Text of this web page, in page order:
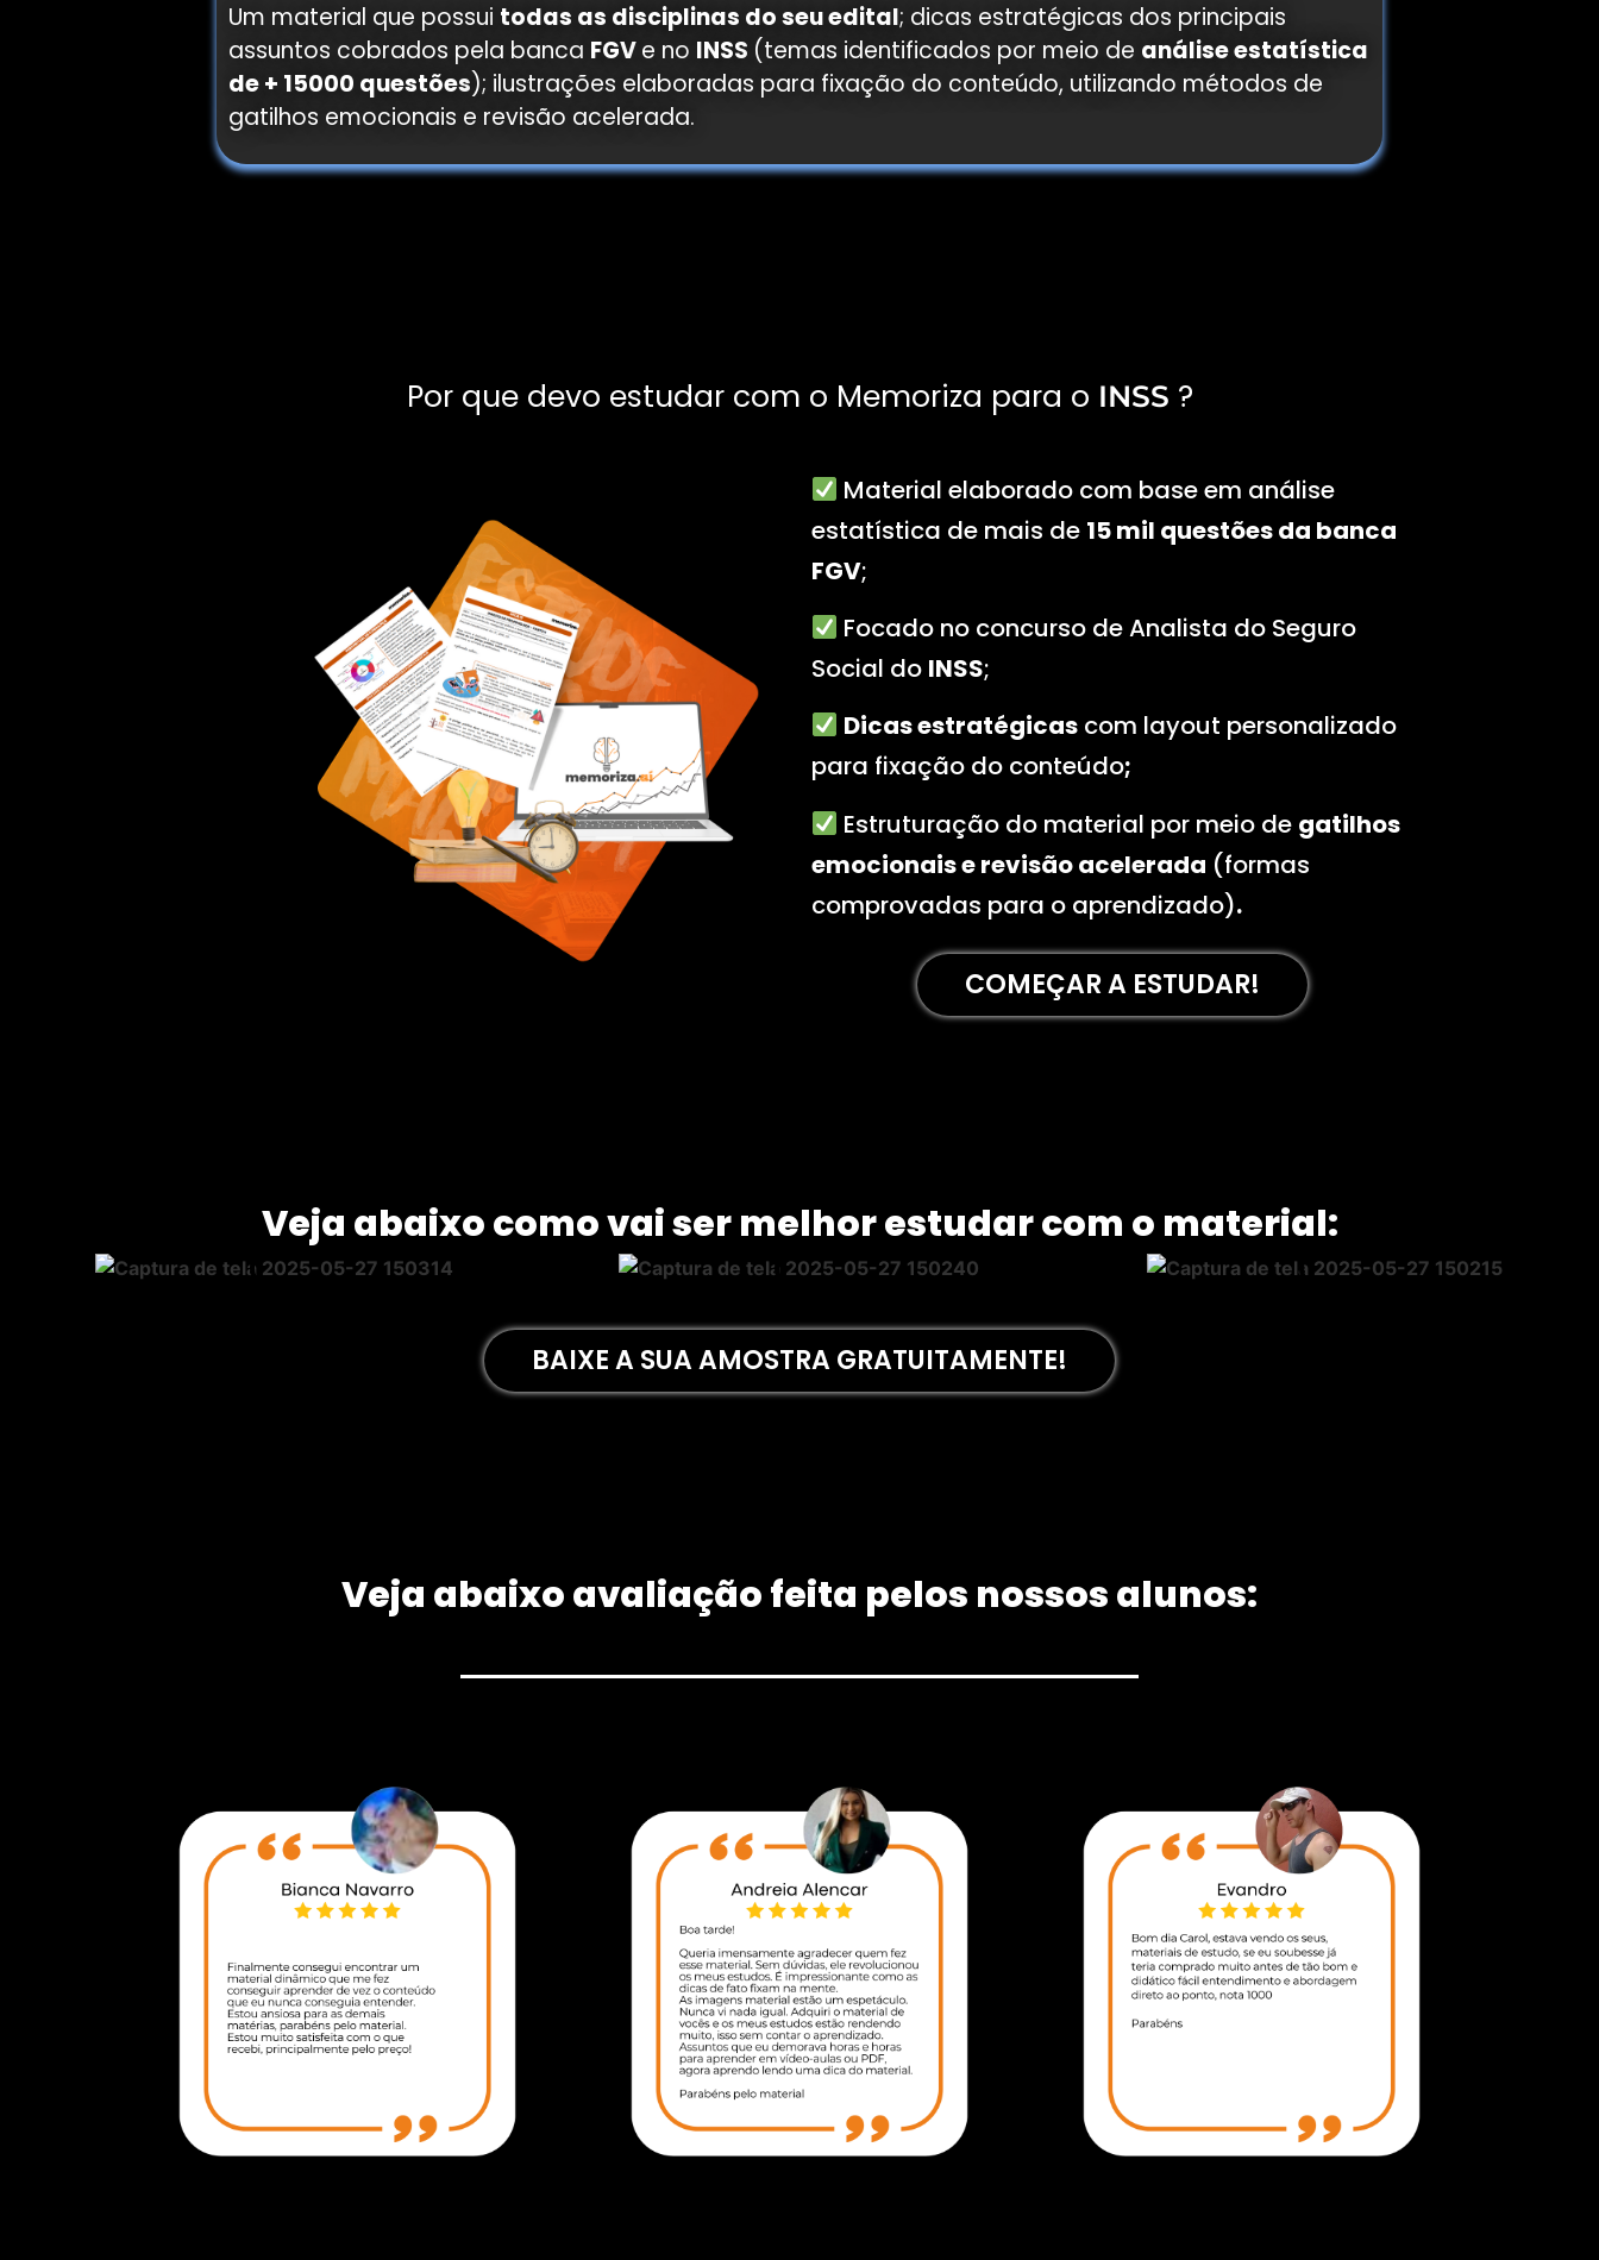
Um material que possui todas as disciplinas do seu edital; dicas estratégicas dos principais
assuntos cobrados pela banca FGVe no INSS (temas identificados por meio de análise estatística
de + 15000 questões); ilustrações elaboradas para fixação do conteúdo, utilizando métodos de
gatilhos emocionais e revisão acelerada.
Por que devo estudar com o Memoriza para o INSS ?
Material elaborado com base em análise
estatística de mais de 15 mil questões da banca
FGV;
Focado no concurso de Analista do Seguro
Social do INSS;
Dicas estratégicascom layout personalizado
para fixação do conteúdo;
Estruturação do material por meio de gatilhos
emocionais e revisão acelerada (formas
comprovadas para o aprendizado).
COMEÇAR A ESTUDAR!
Veja abaixo como vai ser melhor estudar com o material:
BAIXE A SUA AMOSTRA GRATUITAMENTE!
Veja abaixo avaliação feita pelos nossos alunos: